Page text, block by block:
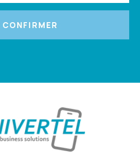
CONFIRMER